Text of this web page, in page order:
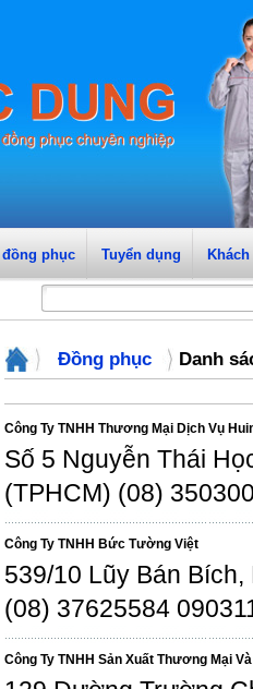
sach cong ty may | May
đồng phục Tuyển dụng
Đồng phục Danh
Công Ty TNHH Thương Mại Dịch Vụ
Số 5 Nguyễn Thái
(TPHCM) (08)
Công Ty TNHH Bức Tường Việt
539/10 Lũy Bán
(08) 37625584
Công Ty TNHH Sản Xuất Thương Mại